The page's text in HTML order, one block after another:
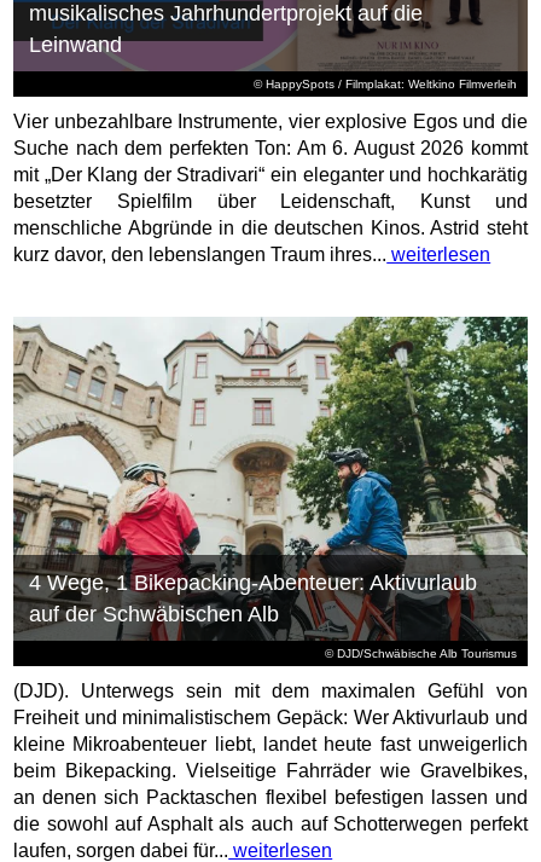
© HappySpots / Filmplakat: Weltkino Filmverleih
musikalisches Jahrhundertprojekt auf die
Leinwand
Vier unbezahlbare Instrumente, vier explosive Egos und die
Suche nach dem perfekten Ton: Am 6. August 2026 kommt
mit „Der Klang der Stradivari“ ein eleganter und hochkarätig
besetzter Spielfilm über Leidenschaft, Kunst und
menschliche Abgründe in die deutschen Kinos. Astrid steht
kurz davor, den lebenslangen Traum ihres... weiterlesen
© DJD/Schwäbische Alb Tourismus
4 Wege, 1 Bikepacking-Abenteuer: Aktivurlaub
auf der Schwäbischen Alb
(DJD). Unterwegs sein mit dem maximalen Gefühl von
Freiheit und minimalistischem Gepäck: Wer Aktivurlaub und
kleine Mikroabenteuer liebt, landet heute fast unweigerlich
beim Bikepacking. Vielseitige Fahrräder wie Gravelbikes,
an denen sich Packtaschen flexibel befestigen lassen und
die sowohl auf Asphalt als auch auf Schotterwegen perfekt
laufen, sorgen dabei für... weiterlesen